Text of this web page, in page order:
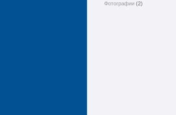
Фотографии(2)